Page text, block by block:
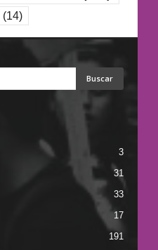
(14)
3
31
33
17
191